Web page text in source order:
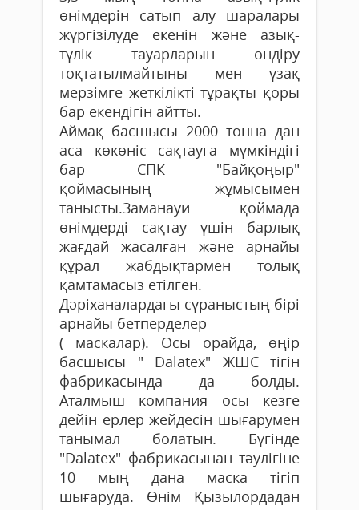
өнімдерін сатып алу шаралары
жүргізілуде екенін және азық-
түлік тауарларын өндіру
тоқтатылмайтыны мен ұзақ
мерзімге жеткілікті тұрақты қоры
бар екендігін айтты.
Аймақ басшысы 2000 тонна дан
аса көкөніс сақтауға мүмкіндігі
бар СПК "Байқоңыр"
қоймасының жұмысымен
танысты.Заманауи қоймада
өнімдерді сақтау үшін барлық
жағдай жасалған және арнайы
құрал жабдықтармен толық
қамтамасыз етілген.
Дәріханалардағы сұраныстың бірі
арнайы бетперделер
( маскалар). Осы орайда, өңір
басшысы " Dalatex" ЖШС тігін
фабрикасында да болды.
Аталмыш компания осы кезге
дейін ерлер жейдесін шығарумен
танымал болатын. Бүгінде
"Dalatex" фабрикасынан тәулігіне
10 мың дана маска тігіп
шығаруда. Өнім Қызылордадан